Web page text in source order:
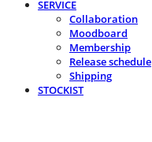
SERVICE
Collaboration
Moodboard
Membership
Release schedule
Shipping
STOCKIST